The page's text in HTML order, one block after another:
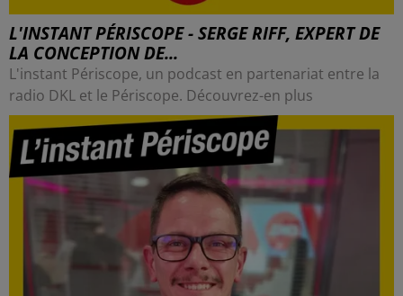
L'INSTANT PÉRISCOPE - SERGE RIFF, EXPERT DE
LA CONCEPTION DE...
L'instant Périscope, un podcast en partenariat entre la
radio DKL et le Périscope. Découvrez-en plus